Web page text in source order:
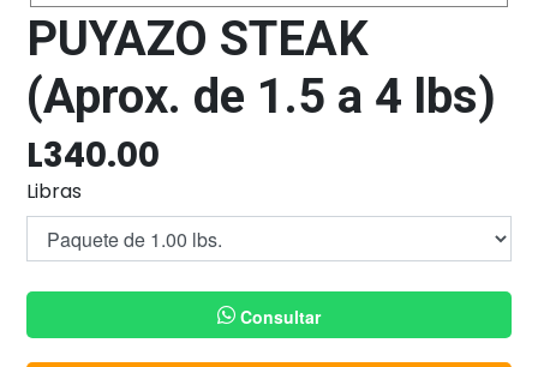
PUYAZO STEAK
(Aprox. de 1.5 a 4 lbs)
L340.00
Libras
Consultar